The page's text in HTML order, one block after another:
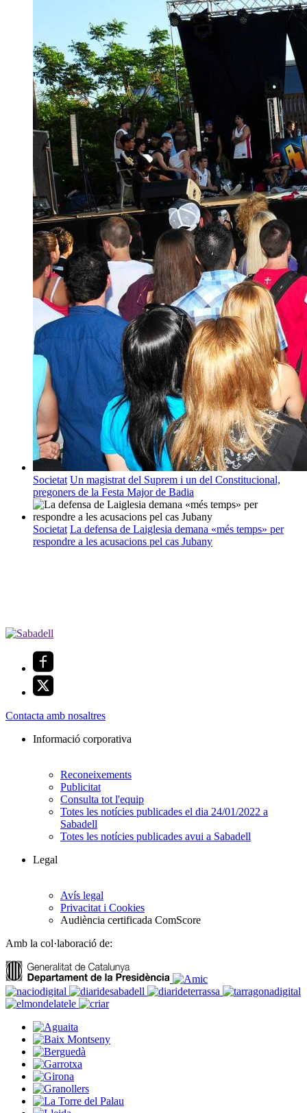
Societat Un magistrat del Suprem i un del Constitucional,
pregoners de la Festa Major de Badia
Societat La defensa de Laiglesia demana «més temps» per
respondre a les acusacions pel cas Jubany
Contacta amb nosaltres
Informació corporativa
Reconeixements
Publicitat
Consulta tot l'equip
Totes les notícies publicades el dia 24/01/2022 a
Sabadell
Totes les notícies publicades avui a Sabadell
Legal
Avís legal
Privacitat i Cookies
Audiència certificada ComScore
Amb la col·laboració de: